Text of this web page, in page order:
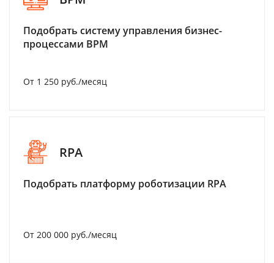
Подобрать систему управления бизнес-
процессами BPM
От 1 250 руб./месяц
RPA
Подобрать платформу роботизации RPA
От 200 000 руб./месяц